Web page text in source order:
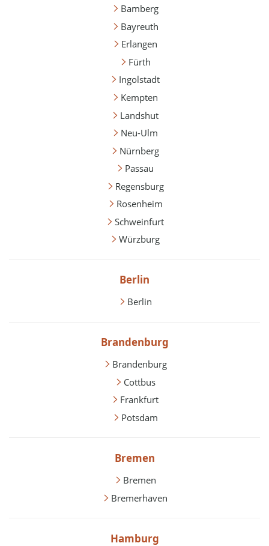
Bamberg
Bayreuth
Erlangen
Fürth
Ingolstadt
Kempten
Landshut
Neu-Ulm
Nürnberg
Passau
Regensburg
Rosenheim
Schweinfurt
Würzburg
Berlin
Berlin
Brandenburg
Brandenburg
Cottbus
Frankfurt
Potsdam
Bremen
Bremen
Bremerhaven
Hamburg